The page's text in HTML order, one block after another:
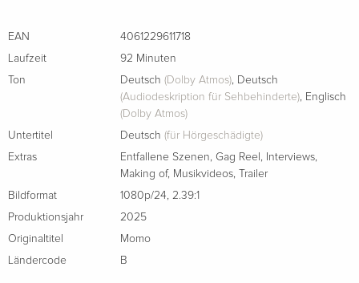
EAN
4061229611718
Laufzeit
92 Minuten
Ton
Deutsch (Dolby Atmos), Deutsch
(Audiodeskription für Sehbehinderte), Englisch
(Dolby Atmos)
Untertitel
Deutsch (für Hörgeschädigte)
Extras
Entfallene Szenen, Gag Reel , Interviews,
Making of, Musikvideos,
Trailer
Bildformat
1080p/24, 2.39:1
Produktionsjahr
2025
Originaltitel
Momo
Ländercode
B